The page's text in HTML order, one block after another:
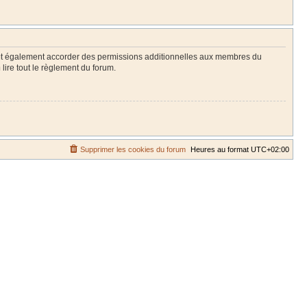
également accorder des permissions additionnelles aux membres du
tout le règlement du forum.
Heures au format UTC+02:00
Supprimer les cookies du forum